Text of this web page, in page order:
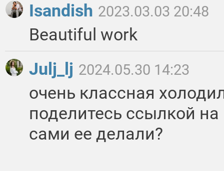
Isandish 2023.03.03 20:48
Beautiful work
Julj_lj 2024.05.30 14:23
очень классная
поделитесь ссылкой
сами ее делали?